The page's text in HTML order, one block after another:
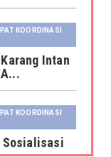
KOORDINASI
Intan
KOORDINASI
Sosialisasi